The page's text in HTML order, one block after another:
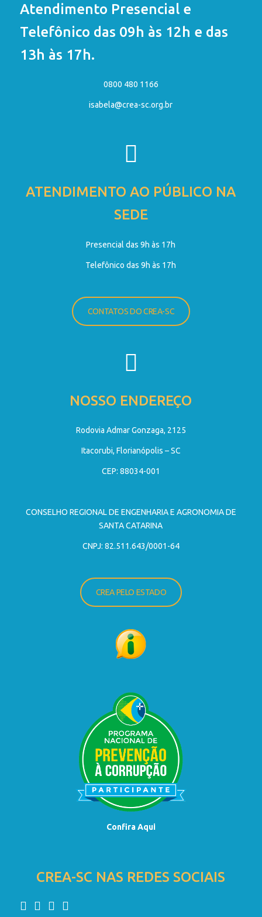
Atendimento Presencial e
Telefônico das 09h às 12h e das
13h às 17h.
0800 480 1166
isabela@crea-sc.org.br
ATENDIMENTO AO PÚBLICO NA
SEDE
Presencial das 9h às 17h
Telefônico das 9h às 17h
CONTATOS DO CREA-SC
NOSSO ENDEREÇO
Rodovia Admar Gonzaga, 2125
Itacorubi, Florianópolis – SC
CEP: 88034-001
CONSELHO REGIONAL DE ENGENHARIA E AGRONOMIA DE
SANTA CATARINA
CNPJ: 82.511.643/0001-64
CREA PELO ESTADO
Confira Aqui
CREA-SC NAS REDES SOCIAIS